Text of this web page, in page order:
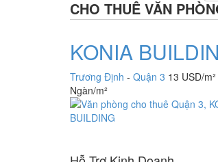
CHO THUÊ VĂN
KONIA
Trương Định - Quận 3 13 USD/
Ngàn/m²